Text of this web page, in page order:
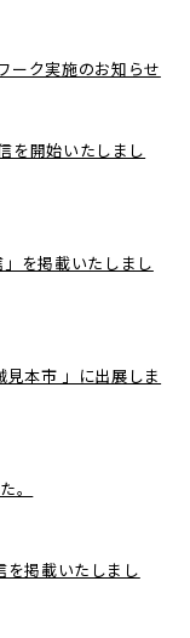
ーク実施のお知らせ
を開始いたしまし
を掲載いたしまし
見本市 」に出展しま
。
掲載いたしまし